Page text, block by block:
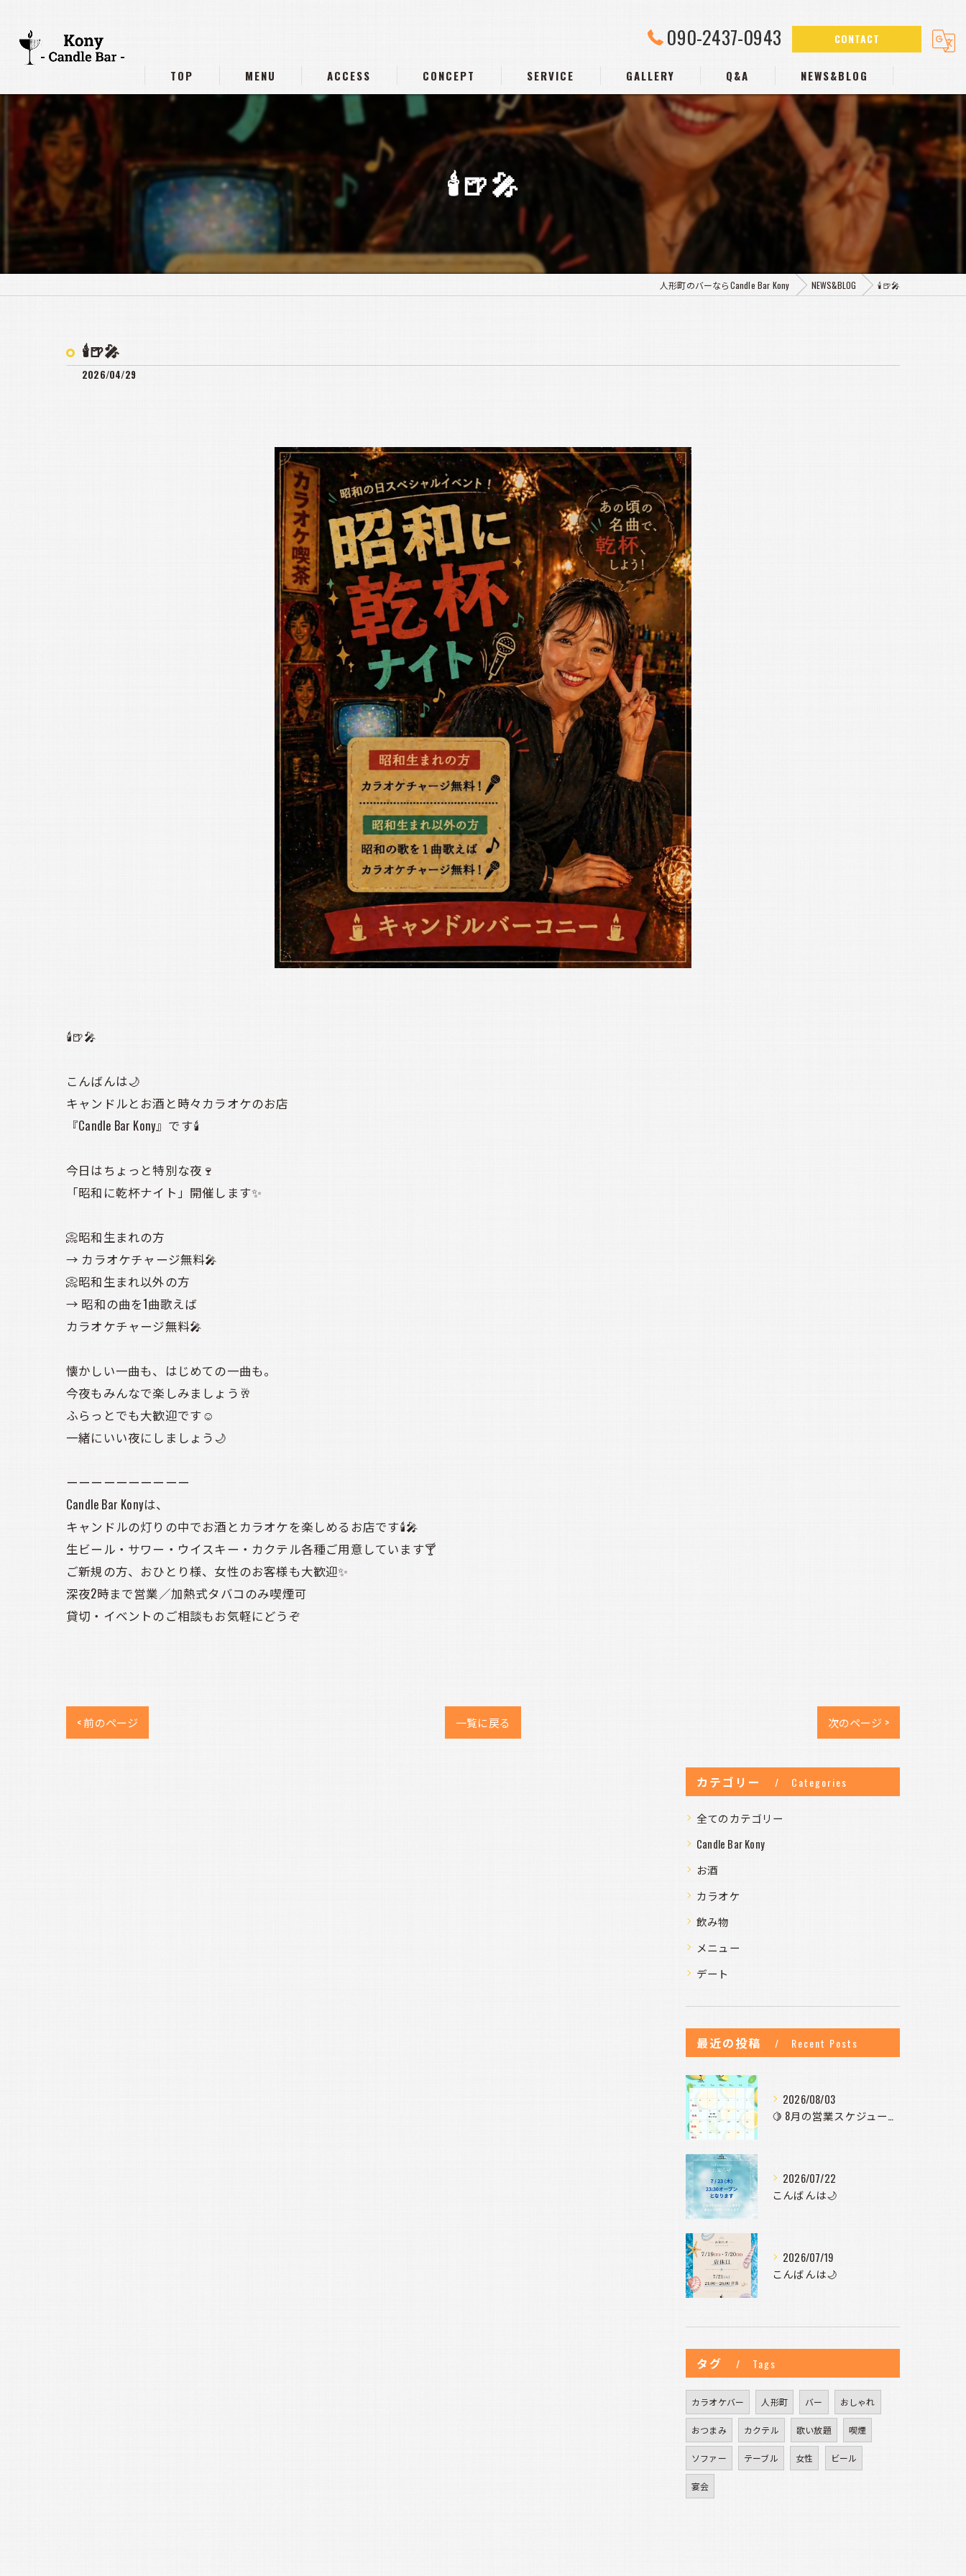
090-2437-0943 CONTACT
TOP MENU ACCESS CONCEPT SERVICE GALLERY Q&A NEWS&BLOG
🕯️🍺🎤
人形町のバーならCandle Bar Kony NEWS&BLOG 🕯️🍺🎤
🕯️🍺🎤
2026/04/29
🕯️🍺🎤
こんばんは🌙
キャンドルとお酒と時々カラオケのお店
『Candle Bar Kony』です🕯️
今日はちょっと特別な夜🍷
「昭和に乾杯ナイト」開催します✨
📀昭和生まれの方
→ カラオケチャージ無料🎤
📀昭和生まれ以外の方
→ 昭和の曲を1曲歌えば
カラオケチャージ無料🎤
懐かしい一曲も、はじめての一曲も。
今夜もみんなで楽しみましょう🥂
ふらっとでも大歓迎です☺️
一緒にいい夜にしましょう🌙
ーーーーーーーーーー
Candle Bar Konyは、
キャンドルの灯りの中でお酒とカラオケを楽しめるお店です🕯️🎤
生ビール・サワー・ウイスキー・カクテル各種ご用意しています🍸
ご新規の方、おひとり様、女性のお客様も大歓迎✨
深夜2時まで営業／加熱式タバコのみ喫煙可
貸切・イベントのご相談もお気軽にどうぞ
< 前のページ 一覧に戻る 次のページ >
カテゴリー Categories
全てのカテゴリー
Candle Bar Kony
お酒
カラオケ
飲み物
メニュー
デート
最近の投稿 Recent Posts
2026/08/03
🍋 8月の営業スケジュールのお知らせ 🍋
2026/07/22
こんばんは🌙
2026/07/19
こんばんは🌙
タグ Tags
カラオケバー 人形町 バー おしゃれ
おつまみ カクテル 歌い放題 喫煙
ソファー テーブル 女性 ビール
宴会